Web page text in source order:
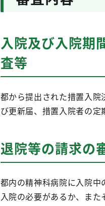
入院及び入院期
査等
都から提出された措置入
び更新届、措置入院者の
退院等の請求の
都内の精神科病院に入院
入院の必要があるか、ま